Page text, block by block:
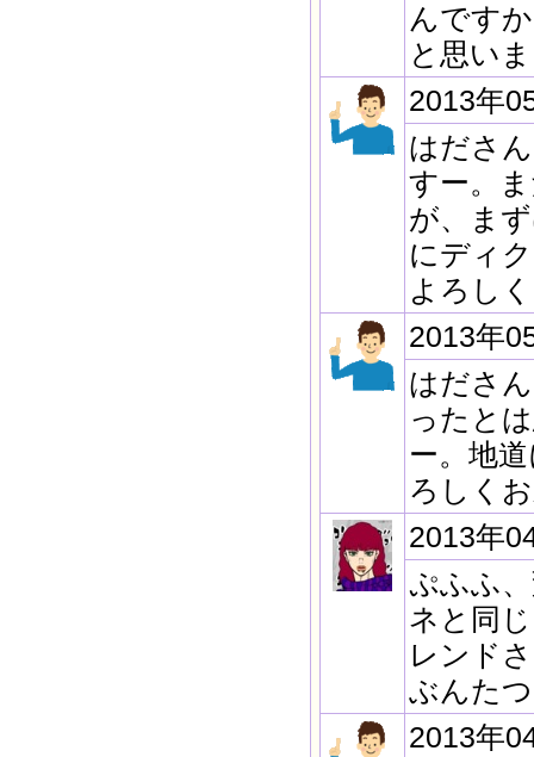
んです
と思い
2013年
はださ
すー。
が、ま
にディ
よろし
2013年
はださ
ったと
ー。地
ろしく
2013年
ぷふふ
ネと同
レンド
ぶんた
2013年